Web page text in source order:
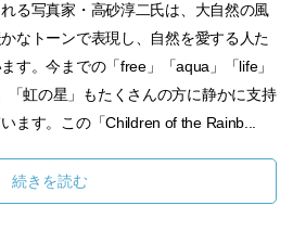
る写真家・高砂淳二氏は、大自然の風
なトーンで表現し、自然を愛する人た
す。今までの「free」「aqua」「life」
「虹の星」もたくさんの方に静かに支持
ます。この「Children of the Rainb...
続きを読む